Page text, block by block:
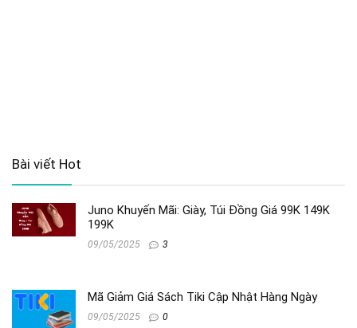
Bài viết Hot
Juno Khuyến Mãi: Giày, Túi Đồng Giá 99K 149K
199K
09/05/2025 3
Mã Giảm Giá Sách Tiki Cập Nhật Hàng Ngày
09/05/2025 0